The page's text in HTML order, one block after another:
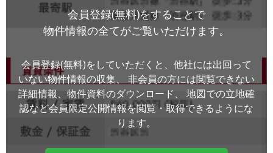
会員登録(無料)をすることで
物件情報の全てがご覧いただけます。
会員登録(無料)をしていただくと、他社には出回って
いない物件情報の収集、
非会員の方には閲覧できない
詳細情報、物件資料のダウンロード、
地図での立地確
認など会員限定公開情報を閲覧・取得できるようにな
ります。